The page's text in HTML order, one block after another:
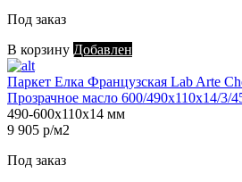
Под заказ
В корзину Добавлен
Паркет Елка Французская Lab Arte
Прозрачное масло 600/490х110х14/3/
490-600х110х14 мм
9 905 р/м2
Под заказ